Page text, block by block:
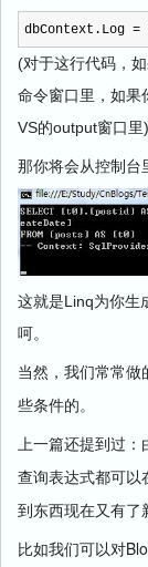
dbContext.Log =
(对于这行代码，
命令窗口里，如果
VS的output窗口里)
那你将会从控制台
这就是Linq为你生
呵。
当然，我们常常做
些条件的。
上一篇还提到过：
查询表达式都可以
到东西现在又有了
比如我们可以对